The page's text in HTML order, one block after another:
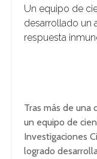
Un equipo de
desarrollado un
respuesta
Tras más de una
un equipo de
Investigaciones
logrado